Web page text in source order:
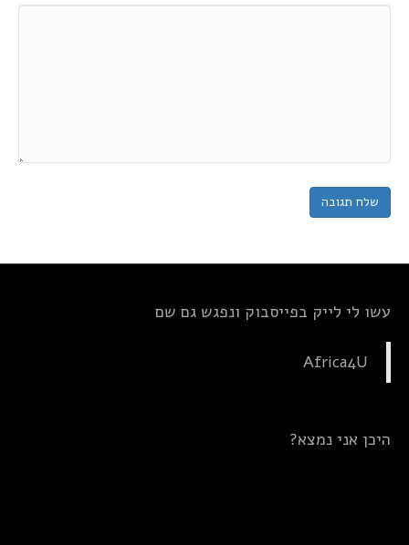
עשו לי לייק בפייסבוק ונפגש גם שם
Africa4U
היכן אני נמצא?